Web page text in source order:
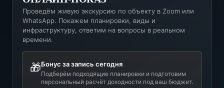
Проведём живую экскурсию по объекту в Zoom или
WhatsApp. Покажем планировки, виды и
инфраструктуру, ответим на вопросы в реальном
времени.
🎁Бонус за запись сегодня
Подберём подходящие планировки и подготовим
персональный расчёт доходности под ваш бюджет.